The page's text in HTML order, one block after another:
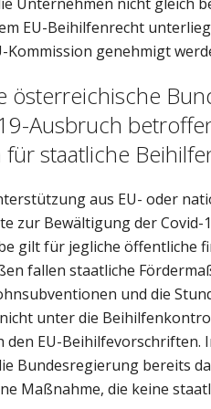
EU-Beihilfenrecht
Kommission genehmigt
österreichische
Ausbruch
staatliche
aus EU- oder
zur Bewältigung der
gilt für jegliche
fallen staatliche
und die
unter die
den EU-
Bundesregierung bereits
Maßnahme, die keine